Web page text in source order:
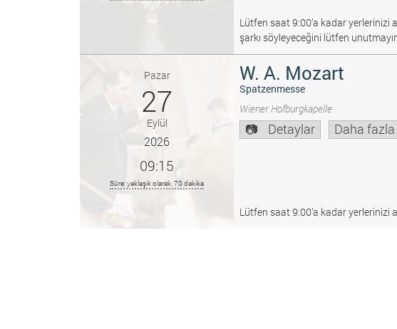
Lütfen saat 9:00’a kadar yerlerinizi
şarkı söyleyeceğini lütfen
Pazar
27
Eylül
2026
09:15
Süre: yaklaşık olarak. 70 dakika
W. A. Mozart
Spatzenmesse
Wiener Hofburgkapelle
Detaylar Daha
Lütfen saat 9:00’a kadar yerlerinizi